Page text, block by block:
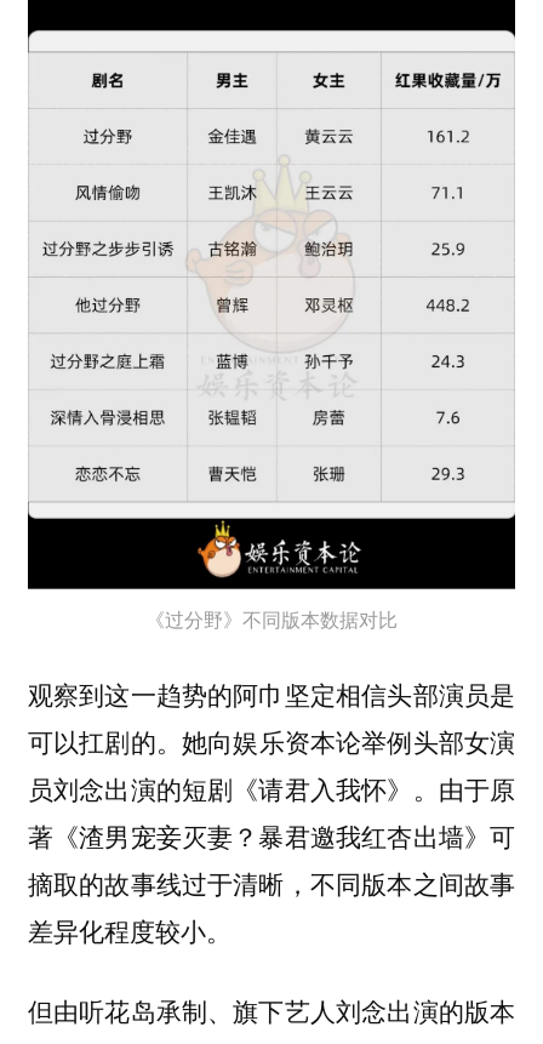
《过分野》不同版本数据对比
观察到这一趋势的阿巾坚定相信头部演员是
可以扛剧的。她向娱乐资本论举例头部女演
员刘念出演的短剧《请君入我怀》。由于原
著《渣男宠妾灭妻？暴君邀我红杏出墙》可
摘取的故事线过于清晰，不同版本之间故事
差异化程度较小。
但由听花岛承制、旗下艺人刘念出演的版本